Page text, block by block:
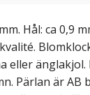
Hål: ca 0,9
eller änglakjol.
Pärlan är AB